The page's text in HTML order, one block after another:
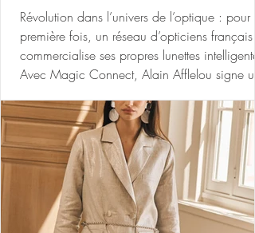
Révolution dans l’univers de l’optique : pour la
première fois, un réseau d’opticiens français
commercialise ses propres lunettes
Avec Magic Connect, Alain Afflelou signe
segment de la connectivité optique tout en y
ajoutant son expertise en tant qu’acteur de
santé. Contrairement aux lunettes connectées
classiques, ces modèles sont avant tout
comme de véritables lunettes de vue : la
monture et les verres corre